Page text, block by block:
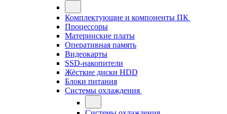
Комплектующие и компоненты ПК
Процессоры
Материнские платы
Оперативная память
Видеокарты
SSD-накопители
Жёсткие диски HDD
Блоки питания
Системы охлаждения